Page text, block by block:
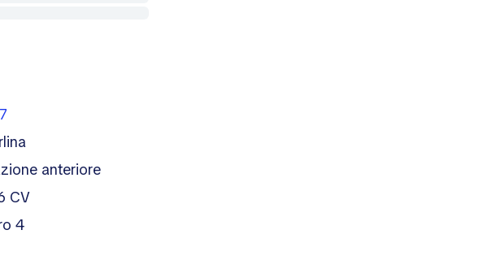
anteriore
CV
4